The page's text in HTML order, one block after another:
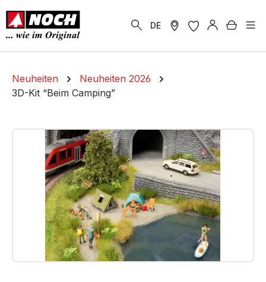
springen
DE
Neuheiten
Neuheiten 2026
3D-Kit “Beim Camping”
Bildergalerie überspringen